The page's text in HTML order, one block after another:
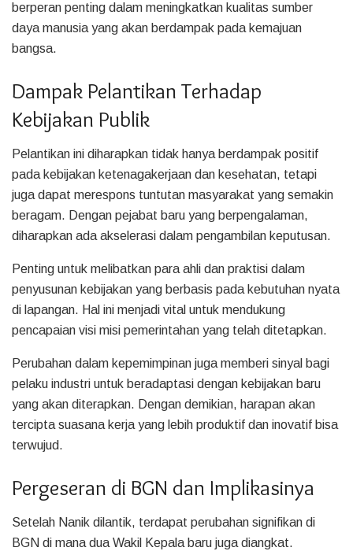
berperan penting dalam meningkatkan kualitas sumber
daya manusia yang akan berdampak pada kemajuan
bangsa.
Dampak Pelantikan Terhadap
Kebijakan Publik
Pelantikan ini diharapkan tidak hanya berdampak positif
pada kebijakan ketenagakerjaan dan kesehatan, tetapi
juga dapat merespons tuntutan masyarakat yang semakin
beragam. Dengan pejabat baru yang berpengalaman,
diharapkan ada akselerasi dalam pengambilan keputusan.
Penting untuk melibatkan para ahli dan praktisi dalam
penyusunan kebijakan yang berbasis pada kebutuhan nyata
di lapangan. Hal ini menjadi vital untuk mendukung
pencapaian visi misi pemerintahan yang telah ditetapkan.
Perubahan dalam kepemimpinan juga memberi sinyal bagi
pelaku industri untuk beradaptasi dengan kebijakan baru
yang akan diterapkan. Dengan demikian, harapan akan
tercipta suasana kerja yang lebih produktif dan inovatif bisa
terwujud.
Pergeseran di BGN dan Implikasinya
Setelah Nanik dilantik, terdapat perubahan signifikan di
BGN di mana dua Wakil Kepala baru juga diangkat.